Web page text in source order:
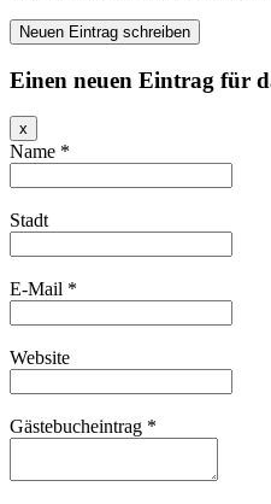
Einen neuen Eintrag für
x
Formular
ausblenden
Name *
Stadt
E-Mail *
Website
Gästebucheintrag *